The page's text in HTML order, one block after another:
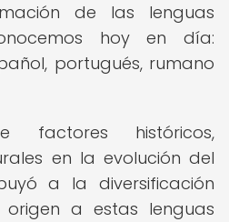
de las lenguas
hoy en día:
portugués, rumano
factores históricos,
en la evolución del
a la diversificación
a estas lenguas